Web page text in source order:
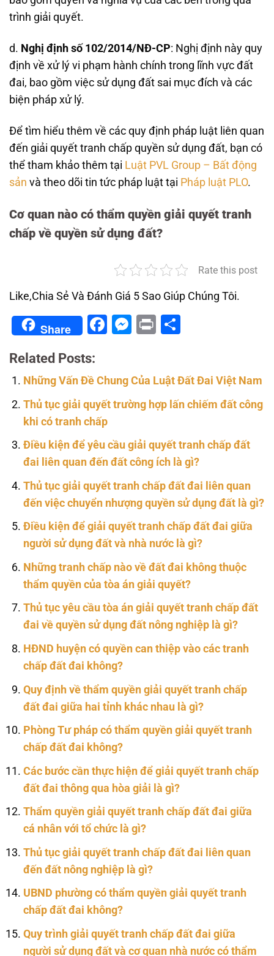
trình giải quyết.
d. Nghị định số 102/2014/NĐ-CP: Nghị định này quy
định về xử lý vi phạm hành chính trong lĩnh vực đất
đai, bao gồm việc sử dụng đất sai mục đích và các
biện pháp xử lý.
Để tìm hiểu thêm về các quy định pháp luật liên quan
đến giải quyết tranh chấp quyền sử dụng đất, bạn có
thể tham khảo thêm tại Luật PVL Group – Bất động
sản và theo dõi tin tức pháp luật tại Pháp luật PLO.
Cơ quan nào có thẩm quyền giải quyết tranh
chấp về quyền sử dụng đất?
Rate this post
Like,Chia Sẻ Và Đánh Giá 5 Sao Giúp Chúng Tôi.
Share Facebook
Messenger
Print
Related Posts:
Những Vấn Đề Chung Của Luật Đất Đai Việt Nam
Thủ tục giải quyết trường hợp lấn chiếm đất công
khi có tranh chấp
Điều kiện để yêu cầu giải quyết tranh chấp đất
đai liên quan đến đất công ích là gì?
Thủ tục giải quyết tranh chấp đất đai liên quan
đến việc chuyển nhượng quyền sử dụng đất là gì?
Điều kiện để giải quyết tranh chấp đất đai giữa
người sử dụng đất và nhà nước là gì?
Những tranh chấp nào về đất đai không thuộc
thẩm quyền của tòa án giải quyết?
Thủ tục yêu cầu tòa án giải quyết tranh chấp đất
đai về quyền sử dụng đất nông nghiệp là gì?
HĐND huyện có quyền can thiệp vào các tranh
chấp đất đai không?
Quy định về thẩm quyền giải quyết tranh chấp
đất đai giữa hai tỉnh khác nhau là gì?
Phòng Tư pháp có thẩm quyền giải quyết tranh
chấp đất đai không?
Các bước cần thực hiện để giải quyết tranh chấp
đất đai thông qua hòa giải là gì?
Thẩm quyền giải quyết tranh chấp đất đai giữa
cá nhân với tổ chức là gì?
Thủ tục giải quyết tranh chấp đất đai liên quan
đến đất nông nghiệp là gì?
UBND phường có thẩm quyền giải quyết tranh
chấp đất đai không?
Quy trình giải quyết tranh chấp đất đai giữa
người sử dụng đất và cơ quan nhà nước có thẩm